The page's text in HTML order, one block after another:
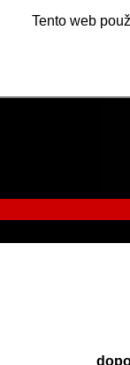
Tento web